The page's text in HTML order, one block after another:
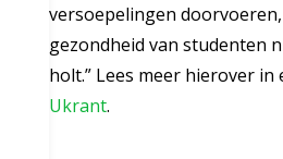
versoepelingen
gezondheid van studenten
holt.” Lees meer hierover in
Ukrant.